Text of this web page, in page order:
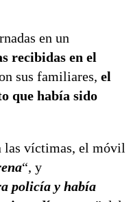
en un
recibidas en el
sus familiares, el
que había sido
las víctimas, el móvil
“, y
policía y había